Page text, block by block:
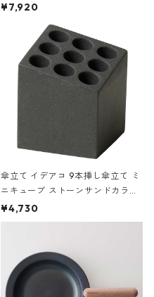
urniture WALL Table B5 ネイビー
¥7,920
傘立て イデアコ 9本挿し傘立て ミ
ニキューブ ストーンサンドカラー
石調 ideaco Umbrella Stand CUB
E ストーンサンドブラック
¥4,730